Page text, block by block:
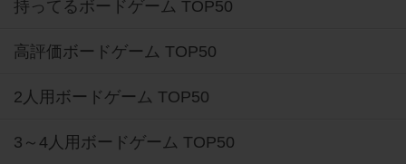
持ってるボードゲーム TOP50
高評価ボードゲーム TOP50
2人用ボードゲーム TOP50
3～4人用ボードゲーム TOP50